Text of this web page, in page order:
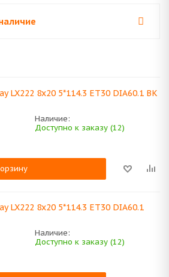
LX222 8x20 5*114.3 ET30 DIA60.1 BK
Наличие:
Доступно к заказу (12)
LX222 8x20 5*114.3 ET30 DIA60.1
Наличие:
Доступно к заказу (12)